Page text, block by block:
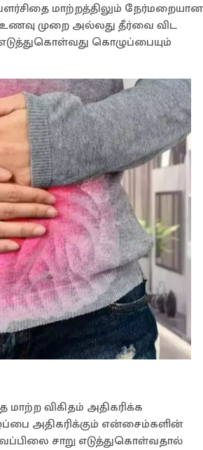
மாற்றத்திலும் நேர்மறையான
முறை அல்லது தீர்வை விட
கொழுப்பையும்
விகிதம் அதிகரிக்க
அதிகரிக்கும் என்சைம்களின்
சாறு எடுத்துகொள்வதால்